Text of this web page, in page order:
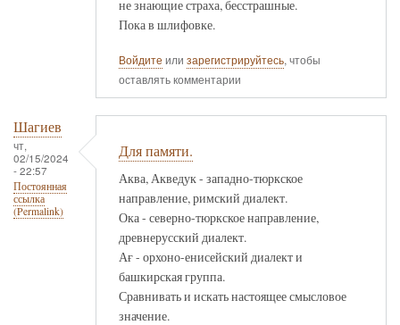
не знающие страха, бесстрашные.
Пока в шлифовке.
Войдите или зарегистрируйтесь, чтобы
оставлять комментарии
Шагиев
чт,
02/15/2024
- 22:57
Постоянная
ссылка
(Permalink)
Для памяти.
Аква, Акведук - западно-тюркское
направление, римский диалект.
Ока - северно-тюркское направление,
древнерусский диалект.
Ағ - орхоно-енисейский диалект и
башкирская группа.
Сравнивать и искать настоящее смысловое
значение.